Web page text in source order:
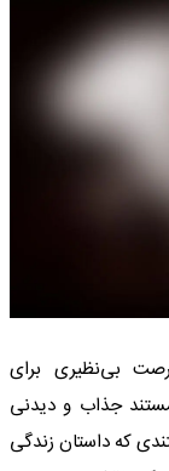
بی‌نظیری برای
جذاب و دیدنی
که داستان زندگی